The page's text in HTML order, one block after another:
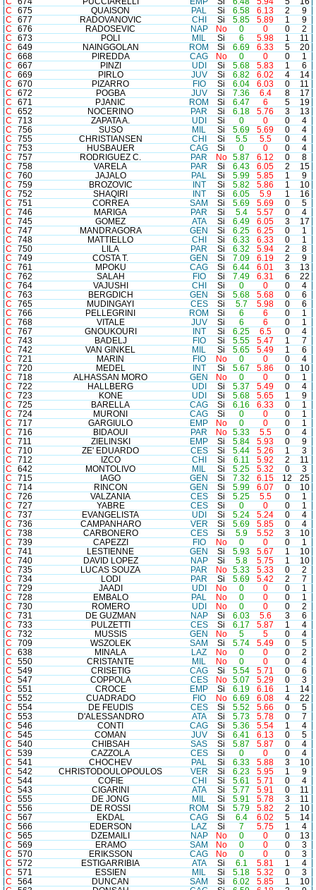
C
675 QUAISON PAL Si 6.58 6.13 2
9
C
677 RADOVANOVIC CHI Si 5.85 5.89 1
9
C
676 RADOSEVIC NAP No 0 0 0
2
C
673 POLI MIL Si 6 5.98 1
11
C
649 NAINGGOLAN ROM Si 6.69 6.33 5
20
C
668 PIREDDA CAG No 0 0 0
1
C
667 PINZI UDI Si 5.68 5.83 1
6
C
669 PIRLO JUV Si 6.82 6.02 4
14
C
670 PIZARRO FIO Si 6.04 6.03 0
11
C
672 POGBA JUV Si 7.36 6.4 8
17
C
671 PJANIC ROM Si 6.47 6 5
19
C
652 NOCERINO PAR Si 6.18 5.76 3
13
C
713 ZAPATA A. UDI Si 0 0 0
4
C
756 SUSO MIL Si 5.69 5.69 0
4
C
755 CHRISTIANSEN CHI Si 5.5 5.5 0
4
C
753 HUSBAUER CAG Si 0 0 0
4
C
757 RODRIGUEZ C. PAR No 5.87 6.12 0
8
C
758 VARELA PAR Si 6.43 6.05 2
15
C
760 JAJALO PAL Si 5.99 5.85 1
9
C
759 BROZOVIC INT Si 5.82 5.86 1
10
C
752 SHAQIRI INT Si 6.05 5.9 1
16
C
751 CORREA SAM Si 5.69 5.69 0
5
C
746 MARIGA PAR Si 5.4 5.57 0
4
C
745 GOMEZ ATA Si 6.49 6.05 3
17
C
747 MANDRAGORA GEN Si 6.25 6.25 0
1
C
748 MATTIELLO CHI Si 6.33 6.33 0
1
C
750 LILA PAR Si 6.32 5.94 2
8
C
749 COSTA T. GEN Si 7.09 6.19 2
9
C
761 MPOKU CAG Si 6.44 6.01 3
13
C
762 SALAH FIO Si 7.49 6.31 6
22
C
764 VAJUSHI CHI Si 0 0 0
4
C
763 BERGDICH GEN Si 5.68 5.68 0
6
C
765 MUDINGAYI CES Si 5.7 5.98 0
6
C
766 PELLEGRINI ROM Si 6 6 0
1
C
768 VITALE JUV Si 6 6 0
1
C
767 GNOUKOURI INT Si 6.25 6.5 0
4
C
743 BADELJ FIO Si 5.55 5.47 1
7
C
742 VAN GINKEL MIL Si 5.65 5.49 1
6
C
721 MARIN FIO No 0 0 0
4
C
720 MEDEL INT Si 5.67 5.86 0
10
C
718 ALHASSAN MORO GEN No 0 0 0
1
C
722 HALLBERG UDI Si 5.37 5.49 0
4
C
723 KONE UDI Si 5.68 5.65 1
9
C
725 BARELLA CAG Si 6.16 6.33 0
1
C
724 MURONI CAG Si 0 0 0
1
C
717 GARGIULO EMP No 0 0 0
1
C
716 BIDAOUI PAR No 5.33 5.5 0
4
C
711 ZIELINSKI EMP Si 5.84 5.93 0
9
C
710 ZE' EDUARDO CES Si 5.44 5.26 1
3
C
712 IZCO CHI Si 6.11 5.92 2
11
C
642 MONTOLIVO MIL Si 5.25 5.32 0
3
C
715 IAGO GEN Si 7.32 6.15 12
25
C
714 RINCON GEN Si 5.99 6.07 0
10
C
726 VALZANIA CES Si 5.25 5.5 0
1
C
727 YABRE CES Si 0 0 0
1
C
737 EVANGELISTA UDI Si 5.24 5.24 0
4
C
736 CAMPANHARO VER Si 5.69 5.85 0
4
C
738 CARBONERO CES Si 5.9 5.52 3
10
C
739 CAPEZZI FIO No 0 0 0
1
C
741 LESTIENNE GEN Si 5.93 5.67 1
10
C
740 DAVID LOPEZ NAP Si 5.8 5.75 1
10
C
735 LUCAS SOUZA PAR No 5.33 5.33 0
2
C
734 LODI PAR Si 5.69 5.42 2
7
C
729 JAADI UDI No 0 0 0
1
C
728 EMBALO PAL No 0 0 0
1
C
730 ROMERO UDI No 0 0 0
2
C
731 DE GUZMAN NAP Si 6.03 5.6 3
6
C
733 PULZETTI CES Si 6.17 5.87 1
4
C
732 MUSSIS GEN No 5 5 0
4
C
709 WSZOLEK SAM Si 5.74 5.49 0
5
C
638 MINALA LAZ No 0 0 0
2
C
550 CRISTANTE MIL No 0 0 0
4
C
549 CRISETIG CAG Si 5.54 5.71 0
6
C
547 COPPOLA CES No 5.07 5.29 0
3
C
551 CROCE EMP Si 6.19 6.16 1
14
C
552 CUADRADO FIO No 6.69 6.08 4
22
C
554 DE FEUDIS CES Si 5.52 5.66 0
5
C
553 D'ALESSANDRO ATA Si 5.73 5.78 0
7
C
546 CONTI CAG Si 5.36 5.54 1
4
C
545 COMAN JUV Si 6.41 6.13 0
5
C
540 CHIBSAH SAS Si 5.87 5.87 0
4
C
539 CAZZOLA CES Si 0 0 0
4
C
541 CHOCHEV PAL Si 6.33 5.88 3
10
C
542 CHRISTODOULOPOULOS VER Si 6.23 5.95 1
9
C
544 COFIE CHI Si 5.61 5.71 0
4
C
543 CIGARINI ATA Si 5.77 5.91 0
11
C
555 DE JONG MIL Si 5.91 5.78 3
11
C
556 DE ROSSI ROM Si 5.79 5.82 2
10
C
567 EKDAL CAG Si 6.4 6.02 5
14
C
566 EDERSON LAZ Si 7 5.75 1
4
C
565 DZEMAILI NAP No 0 0 0
13
C
569 ERAMO SAM No 0 0 0
3
C
570 ERIKSSON CAG No 0 0 0
3
C
572 ESTIGARRIBIA ATA Si 6.1 5.81 1
4
C
571 ESSIEN MIL Si 5.18 5.32 0
3
C
564 DUNCAN SAM Si 6.02 5.85 1
10